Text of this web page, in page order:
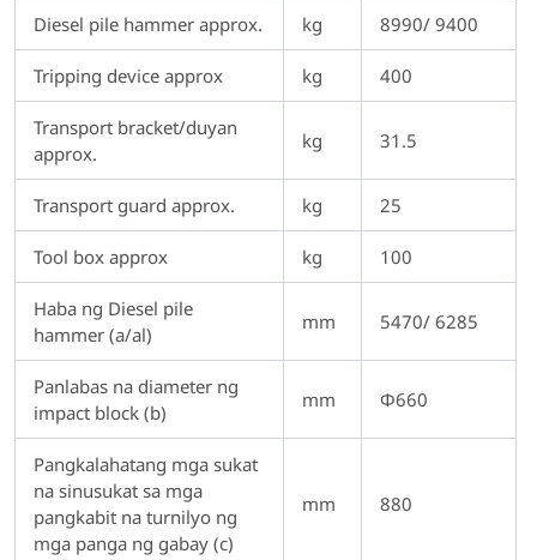
Diesel pile hammer approx. kg 8990/ 9400
Tripping device approx kg 400
Transport bracket/duyan
approx.
kg 31.5
Transport guard approx. kg 25
Tool box approx kg 100
Haba ng Diesel pile
hammer (a/al)
mm 5470/ 6285
Panlabas na diameter ng
impact block (b)
mm Φ660
Pangkalahatang mga sukat
na sinusukat sa mga
pangkabit na turnilyo ng
mga panga ng gabay (c)
mm 880